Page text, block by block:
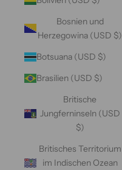
Bosnien und
Herzegowina (USD $)
Botsuana (USD $)
Brasilien (USD $)
Britische
Jungferninseln (USD
$)
Britisches Territorium
im Indischen Ozean